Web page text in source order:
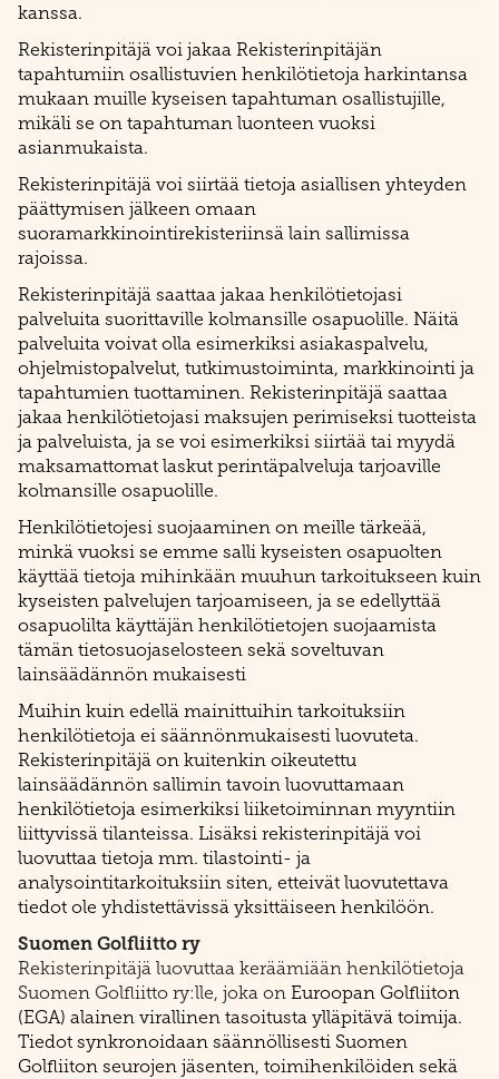
kanssa.
Rekisterinpitäjä voi jakaa Rekisterinpitäjän
tapahtumiin osallistuvien henkilötietoja harkintansa
mukaan muille kyseisen tapahtuman osallistujille,
mikäli se on tapahtuman luonteen vuoksi
asianmukaista.
Rekisterinpitäjä voi siirtää tietoja asiallisen yhteyden
päättymisen jälkeen omaan
suoramarkkinointirekisteriinsä lain sallimissa
rajoissa.
Rekisterinpitäjä saattaa jakaa henkilötietojasi
palveluita suorittaville kolmansille osapuolille. Näitä
palveluita voivat olla esimerkiksi asiakaspalvelu,
ohjelmistopalvelut, tutkimustoiminta, markkinointi ja
tapahtumien tuottaminen. Rekisterinpitäjä saattaa
jakaa henkilötietojasi maksujen perimiseksi tuotteista
ja palveluista, ja se voi esimerkiksi siirtää tai myydä
maksamattomat laskut perintäpalveluja tarjoaville
kolmansille osapuolille.
Henkilötietojesi suojaaminen on meille tärkeää,
minkä vuoksi se emme salli kyseisten osapuolten
käyttää tietoja mihinkään muuhun tarkoitukseen kuin
kyseisten palvelujen tarjoamiseen, ja se edellyttää
osapuolilta käyttäjän henkilötietojen suojaamista
tämän tietosuojaselosteen sekä soveltuvan
lainsäädännön mukaisesti
Muihin kuin edellä mainittuihin tarkoituksiin
henkilötietoja ei säännönmukaisesti luovuteta.
Rekisterinpitäjä on kuitenkin oikeutettu
lainsäädännön sallimin tavoin luovuttamaan
henkilötietoja esimerkiksi liiketoiminnan myyntiin
liittyvissä tilanteissa. Lisäksi rekisterinpitäjä voi
luovuttaa tietoja mm. tilastointi- ja
analysointitarkoituksiin siten, etteivät luovutettava
tiedot ole yhdistettävissä yksittäiseen henkilöön.
Suomen Golfliitto ry
Rekisterinpitäjä luovuttaa keräämiään henkilötietoja
Suomen Golfliitto ry:lle, joka on Euroopan Golfliiton
(EGA) alainen virallinen tasoitusta ylläpitävä toimija.
Tiedot synkronoidaan säännöllisesti Suomen
Golfliiton seurojen jäsenten, toimihenkilöiden sekä